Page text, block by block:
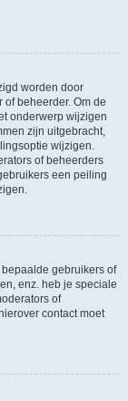
worden door
beheerder. Om de
onderwerp wijzigen
zijn uitgebracht,
wijzigen.
of beheerders
een peiling
gebruikers of
enz. heb je speciale
of
contact moet